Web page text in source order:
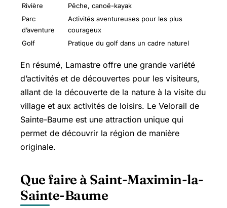
Rivière
Pêche, canoë-kayak
Parc
d’aventure
Activités aventureuses pour les plus
courageux
Golf
Pratique du golf dans un cadre naturel
En résumé, Lamastre offre une grande variété
d’activités et de découvertes pour les visiteurs,
allant de la découverte de la nature à la visite du
village et aux activités de loisirs. Le Velorail de
Sainte-Baume est une attraction unique qui
permet de découvrir la région de manière
originale.
Que faire à Saint-Maximin-la-
Sainte-Baume